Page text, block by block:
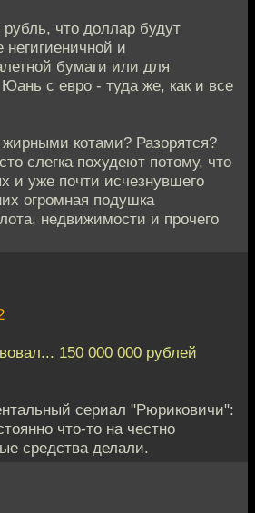
что доллар будут
негигиеничной и
бумаги или для
Юань с евро - туда же, как и все
котами? Разорятся?
слегка похудеют потому, что
и уже почти исчезнувшего
огромная подушка
недвижимости и прочего
150 000 000 рублей
сериал "Рюриковичи":
что-то на честно
средства делали.